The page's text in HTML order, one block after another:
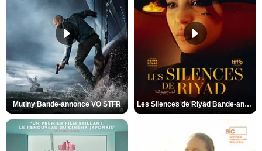
Mutiny Bande-annonce VO STFR Les Silences de Riyad Bande-annonce VO STFR